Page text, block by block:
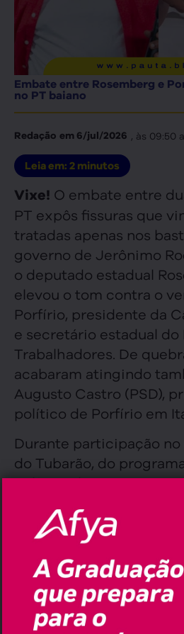
Embate entre Rosemberg e
no PT baiano
Redação em 6/jul/2026 , às 09:50
Leia em: 2 minutos
Vixe! O embate entre
PT expôs fissuras que
tratadas apenas nos
governo de Jerônimo
o deputado estadual
elevou o tom contra o
Porfírio, presidente da
e secretário estadual do
Trabalhadores. De
acabaram atingindo
Augusto Castro (PSD),
político de Porfírio em
Durante participação no
do Tubarão, do
Política, de Neto Terra
ironizou a atuação do
colocou em xeque sua
Segundo o deputado,
Porfírio tenha
presidir o PT na Bahia,
esforços à
uma pré-candidata a